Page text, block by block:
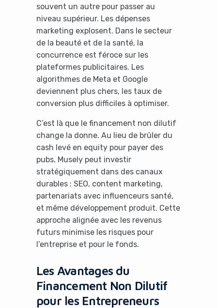
souvent un autre pour passer au
niveau supérieur. Les dépenses
marketing explosent. Dans le secteur
de la beauté et de la santé, la
concurrence est féroce sur les
plateformes publicitaires. Les
algorithmes de Meta et Google
deviennent plus chers, les taux de
conversion plus difficiles à optimiser.
C’est là que le financement non dilutif
change la donne. Au lieu de brûler du
cash levé en equity pour payer des
pubs, Musely peut investir
stratégiquement dans des canaux
durables : SEO, content marketing,
partenariats avec influenceurs santé,
et même développement produit. Cette
approche alignée avec les revenus
futurs minimise les risques pour
l’entreprise et pour le fonds.
Les Avantages du
Financement Non Dilutif
pour les Entrepreneurs